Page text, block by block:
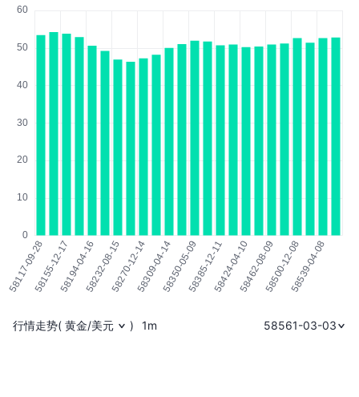
行情走势( 黄金/美元 ) 1m 58561-03-03